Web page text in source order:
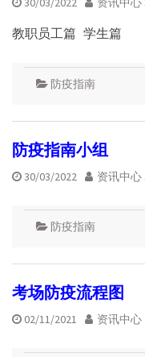
教职员工篇 学生篇
防疫指南
防疫指南小组
30/03/2022 资讯中心
防疫指南
考场防疫流程图
02/11/2021 资讯中心